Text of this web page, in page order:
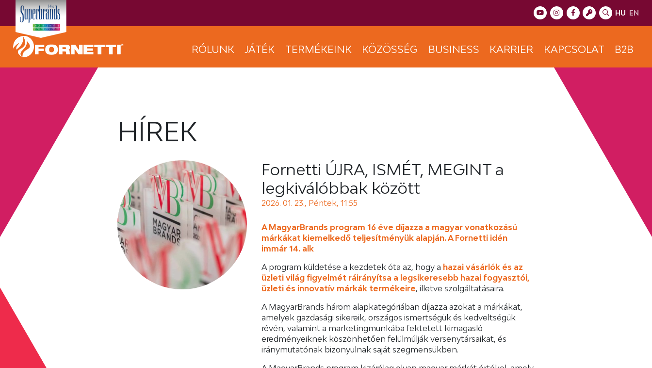
HU EN
RÓLUNK JÁTÉK TERMÉKEINK KÖZÖSSÉG BUSINESS KARRIER KAPCSOLAT B2B
HÍREK
Fornetti ÚJRA, ISMÉT, MEGINT a
legkiválóbbak között
2026. 01. 23., Péntek, 11:55
A MagyarBrands program 16 éve díjazza a magyar vonatkozású
márkákat kiemelkedő teljesítményük alapján. A Fornetti idén
immár 14. alk
A program küldetése a kezdetek óta az, hogy a hazai vásárlók és az
üzleti világ figyelmét ráirányítsa a legsikeresebb hazai fogyasztói,
üzleti és innovatív márkák termékeire, illetve szolgáltatásaira.
A MagyarBrands három alapkategóriában díjazza azokat a márkákat,
amelyek gazdasági sikereik, országos ismertségük és kedveltségük
révén, valamint a marketingmunkába fektetett kimagasló
eredményeiknek köszönhetően felülmúlják versenytársaikat, és
iránymutatónak bizonyulnak saját szegmensükben.